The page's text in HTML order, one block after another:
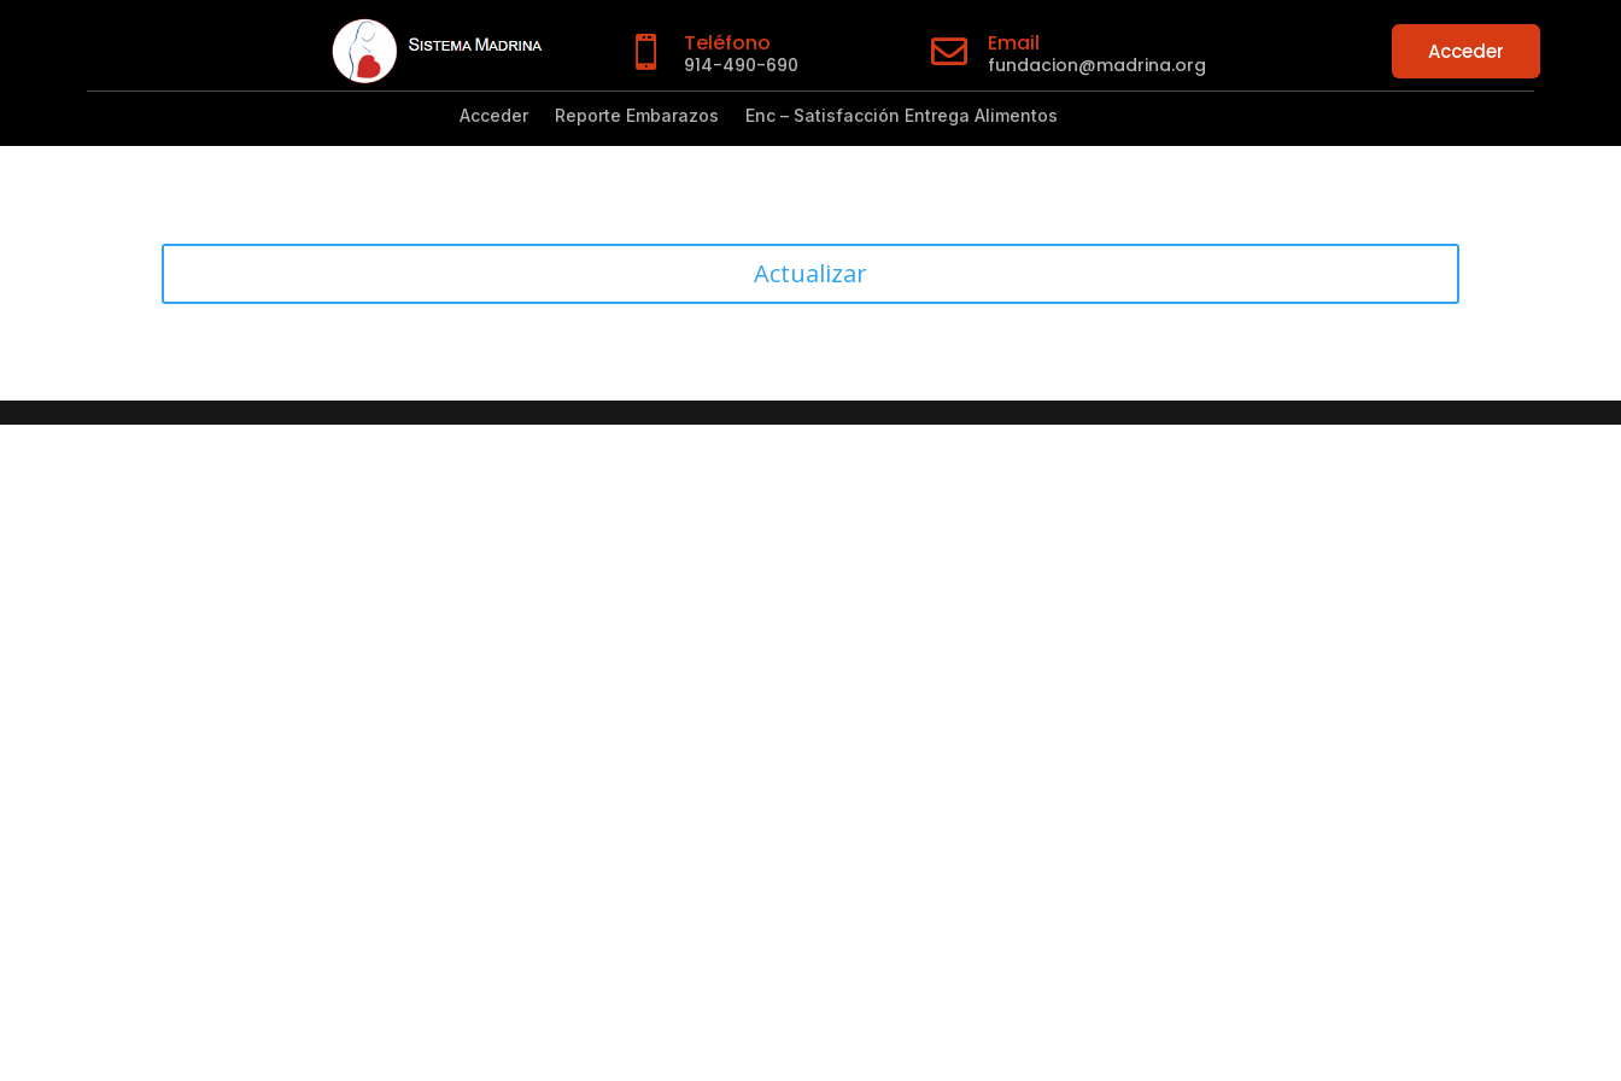
 Teléfono
914-490-690  Email
fundacion@madrina.org
Acceder
Acceder Reporte Embarazos Enc – Satisfacción Entrega Alimentos
Actualizar